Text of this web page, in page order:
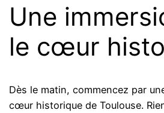
Une
le cœur
Dès le matin, commencez par
cœur historique de Toulouse.